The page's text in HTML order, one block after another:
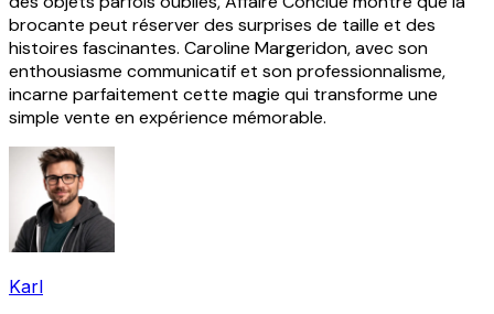
brocante peut réserver des surprises de taille et des
histoires fascinantes. Caroline Margeridon, avec son
enthousiasme communicatif et son professionnalisme,
incarne parfaitement cette magie qui transforme une
simple vente en expérience mémorable.
Karl